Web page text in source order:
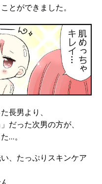
とができました。
長男より、
だった次男の方が、
…。
、たっぷりスキンケア
。